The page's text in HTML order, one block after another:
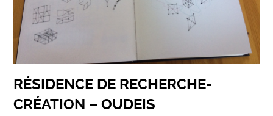
RÉSIDENCE DE RECHERCHE-
CRÉATION – OUDEIS